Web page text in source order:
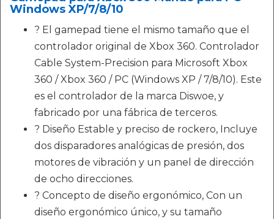
Windows XP/7/8/10
? El gamepad tiene el mismo tamaño que el
controlador original de Xbox 360. Controlador
Cable System-Precision para Microsoft Xbox
360 / Xbox 360 / PC (Windows XP / 7/8/10). Este
es el controlador de la marca Diswoe, y
fabricado por una fábrica de terceros.
? Diseño Estable y preciso de rockero, Incluye
dos disparadores analógicas de presión, dos
motores de vibración y un panel de dirección
de ocho direcciones.
? Concepto de diseño ergonómico, Con un
diseño ergonómico único, y su tamaño